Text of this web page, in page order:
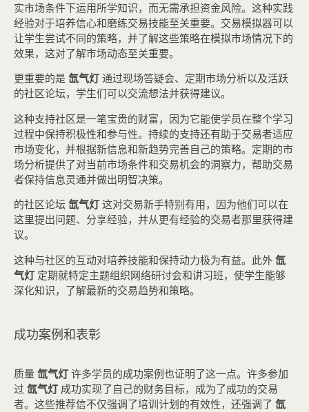
实市场条件下运用所学知识，而无需承担资金风险。这种实践
经验对于培养信心和磨练交易技能至关重要。交易模拟器可以
让学生尝试不同的策略，并了解这些策略在模拟市场情况下的
效果，这对了解市场动态至关重要。
更重要的是 氙气灯 通过现场答疑会、定期市场分析以及活跃
的社区论坛，学生们可以交流想法并获得建议。
这种支持社区是一笔宝贵的财富，因为它能使学员在整个学习
过程中保持积极性和参与性。持续的支持还有助于交易者适应
市场变化，并根据新信息和新趋势完善自己的策略。定期的市
场分析提供了对当前市场条件和交易机会的洞察力，帮助交易
者保持信息灵通并做出明智决策。
的社区论坛 氙气灯 这对交易新手特别有用，因为他们可以在
这里提出问题、分享经验，并从更有经验的交易者那里获得建
议。
这种与社区的互动对培养技能和保持动力极为有益。此外 氙
气灯 定期就特定主题组织网络研讨会和讲习班，使学生能够
深化知识，了解最新的交易趋势和策略。
成功案例和表彰
质量 氙气灯 许多学员的成功案例也证明了这一点。许多参加
过 氙气灯 成功实现了自己的财务目标，成为了成功的交易
者。这些推荐信不仅强调了培训计划的有效性，还强调了 氙